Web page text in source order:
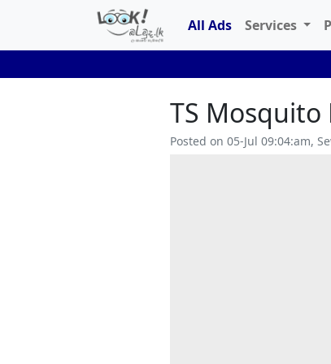
All Ads Services
TS Mosquito
Posted on 05-Jul 09:04:am,